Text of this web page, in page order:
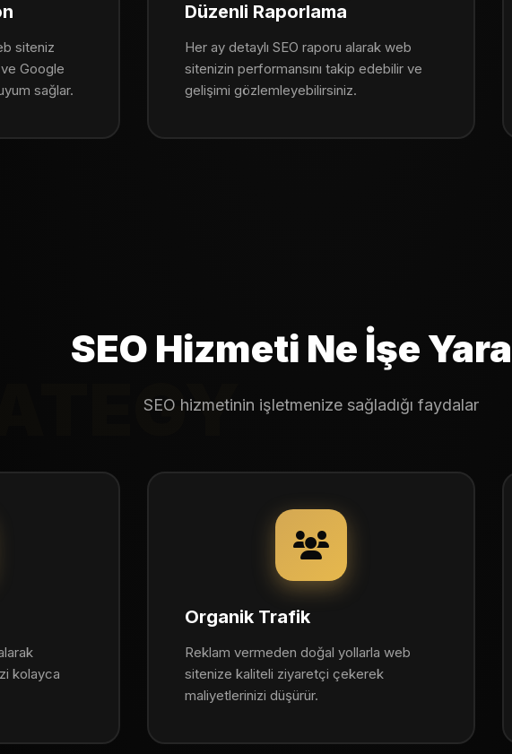
siteniz
Google
sağlar.
Düzenli Raporlama
Her ay detaylı SEO raporu alarak web
sitenizin performansını takip edebilir ve
gelişimi gözlemleyebilirsiniz.
SEO Hizmeti Ne İşe
SEO hizmetinin işletmenize sağladığı faydalar
kolayca
Organik Trafik
Reklam vermeden doğal yollarla web
sitenize kaliteli ziyaretçi çekerek
maliyetlerinizi düşürür.